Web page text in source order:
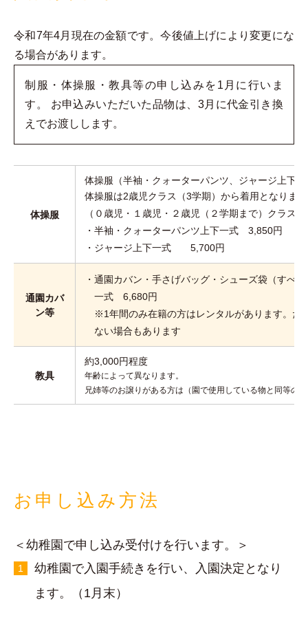
令和7年4月現在の金額です。今後値上げにより変更にな
る場合があります。
制服・体操服・教具等の申し込みを1月に行いま
す。 お申込みいただいた品物は、3月に代金引き換
えでお渡しします。
体操服
体操服（半袖・クォーターパンツ、ジャージ上下）
体操服は2歳児クラス（3学期）から着用となりま
（０歳児・１歳児・２歳児（２学期まで）クラス
・半袖・クォーターパンツ上下一式 3,850円
・ジャージ上下一式 5,700円
通園カバ
ン等
・通園カバン・手さげバッグ・シューズ袋（すべ
一式 6,680円
※1年間のみ在籍の方はレンタルがあります。た
ない場合もあります
教具
約3,000円程度
年齢によって異なります。
兄姉等のお譲りがある方は（園で使用している物と同等の
お申し込み方法
＜幼稚園で申し込み受付けを行います。＞
幼稚園で入園手続きを行い、入園決定となり
ます。（1月末）